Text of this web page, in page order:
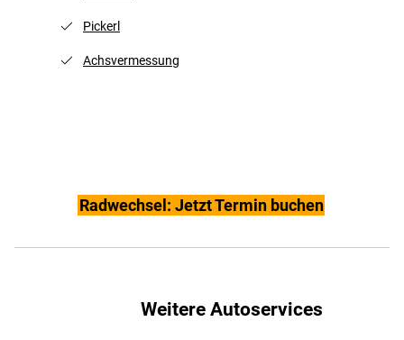
Pickerl
Achsvermessung
Radwechsel: Jetzt Termin buchen
Weitere Autoservices